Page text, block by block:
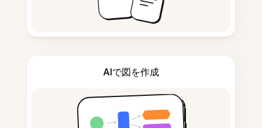
AIで図を作成